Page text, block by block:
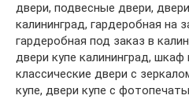
двери, подвесные двери,
калининград, гардеробная на
гардеробная под заказ в
двери купе калининград, шкаф
классические двери с
купе, двери купе с